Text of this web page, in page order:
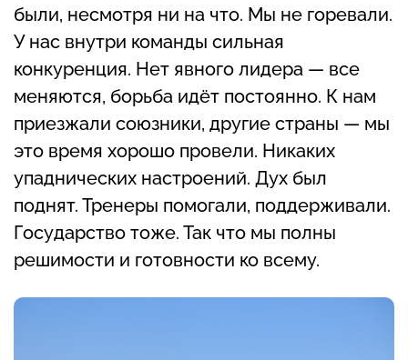
были, несмотря ни на что. Мы не горевали.
У нас внутри команды сильная
конкуренция. Нет явного лидера — все
меняются, борьба идёт постоянно. К нам
приезжали союзники, другие страны — мы
это время хорошо провели. Никаких
упаднических настроений. Дух был
поднят. Тренеры помогали, поддерживали.
Государство тоже. Так что мы полны
решимости и готовности ко всему.